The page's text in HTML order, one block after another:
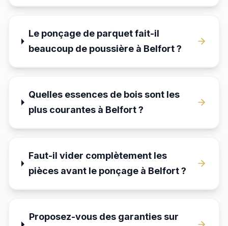
Le ponçage de parquet fait-il
beaucoup de poussière à Belfort ?
Quelles essences de bois sont les
plus courantes à Belfort ?
Faut-il vider complètement les
pièces avant le ponçage à Belfort ?
Proposez-vous des garanties sur